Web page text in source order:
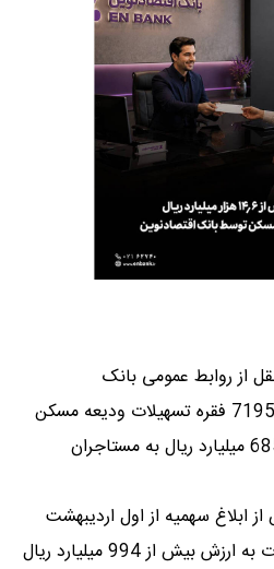
از روابط عمومی بانک
اقتصادنوین، در سال گذشته 7195 فقره تسهیلات ودیعه مسکن
به ارزش بیش از 13 هزار و 685 میلیارد ریال به مستاجران
سهمیه از اول اردیبهشت
ماه، 429 فقره از این تسهیلات به ارزش بیش از 994 میلیارد ریال